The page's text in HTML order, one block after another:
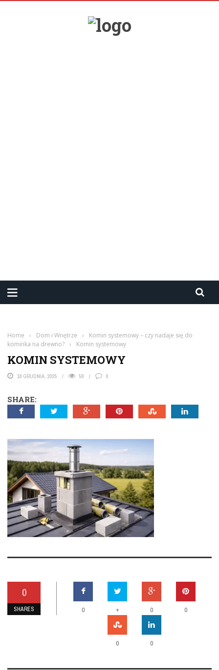
Home › Dom i Wnętrze ›
Komin systemowy – czy nadaje się do
kominka na drewno? › Komin systemowy
KOMIN SYSTEMOWY
18 GRUDNIA, 2025 58 0
SHARE:
0
SHARES 0 + 0 0
0 0